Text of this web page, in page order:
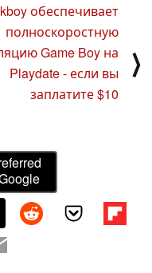
обеспечивает
полноскоростную
Game Boy на
Playdate - если вы
заплатите $10
⟩